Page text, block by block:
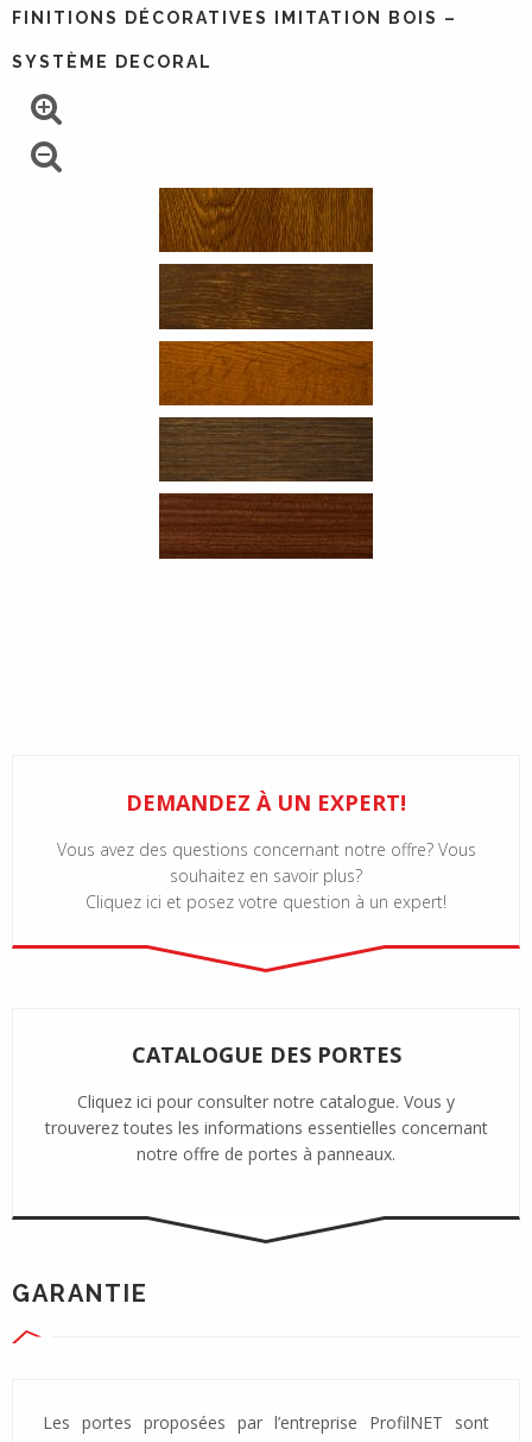
FINITIONS DÉCORATIVES IMITATION BOIS –
SYSTÈME DECORAL
DEMANDEZ À UN EXPERT!
Vous avez des questions concernant notre offre? Vous
souhaitez en savoir plus?
Cliquez ici et posez votre question à un expert!
CATALOGUE DES PORTES
Cliquez ici pour consulter notre catalogue. Vous y
trouverez toutes les informations essentielles concernant
notre offre de portes à panneaux.
GARANTIE
Les portes proposées par l’entreprise ProfilNET sont